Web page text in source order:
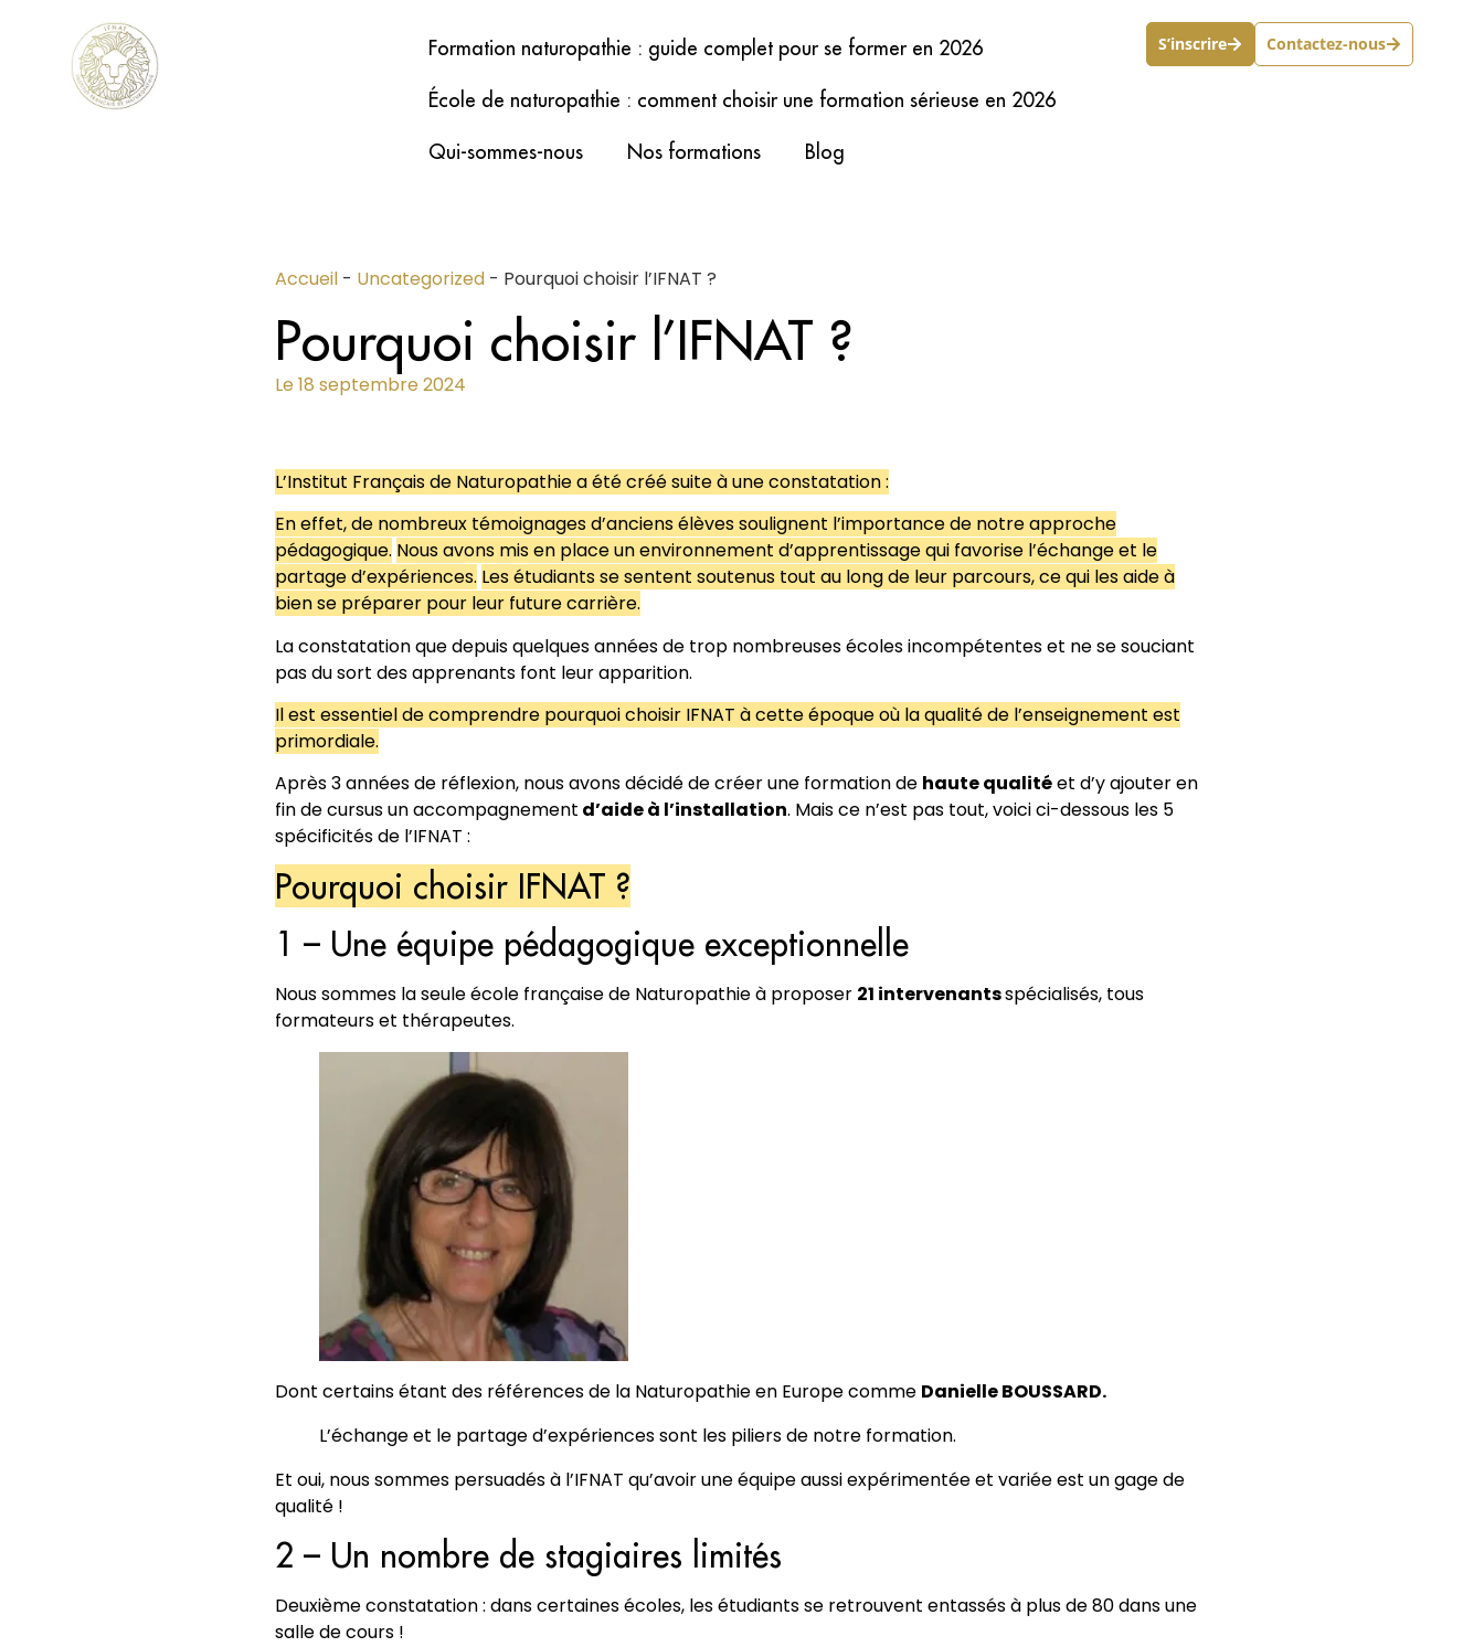
Formation naturopathie : guide complet pour se former en 2026
École de naturopathie : comment choisir une formation sérieuse en 2026
Qui-sommes-nous Nos formations Blog
Contactez-nous
S’inscrire
Accueil - Uncategorized - Pourquoi choisir l’IFNAT ?
Pourquoi choisir l’IFNAT ?
Le 18 septembre 2024
L’Institut Français de Naturopathie a été créé suite à une constatation :
En effet, de nombreux témoignages d’anciens élèves soulignent l’importance de notre approche
pédagogique. Nous avons mis en place un environnement d’apprentissage qui favorise l’échange et le
partage d’expériences. Les étudiants se sentent soutenus tout au long de leur parcours, ce qui les aide à
bien se préparer pour leur future carrière.
La constatation que depuis quelques années de trop nombreuses écoles incompétentes et ne se souciant
pas du sort des apprenants font leur apparition.
Il est essentiel de comprendre pourquoi choisir IFNAT à cette époque où la qualité de l’enseignement est
primordiale.
Après 3 années de réflexion, nous avons décidé de créer une formation de haute qualitéet d’y ajouter en
fin de cursus un accompagnement d’aide à l’installation. Mais ce n’est pas tout, voici ci-dessous les 5
spécificités de l’IFNAT :
Pourquoi choisir IFNAT ?
1 – Une équipe pédagogique exceptionnelle
Nous sommes la seule école française de Naturopathie à proposer 21 intervenantsspécialisés, tous
formateurs et thérapeutes.
Dont certains étant des références de la Naturopathie en Europe comme Danielle BOUSSARD.
L’échange et le partage d’expériences sont les piliers de notre formation.
Et oui, nous sommes persuadés à l’IFNAT qu’avoir une équipe aussi expérimentée et variée est un gage de
qualité !
2 – Un nombre de stagiaires limités
Deuxième constatation : dans certaines écoles, les étudiants se retrouvent entassés à plus de 80 dans une
salle de cours !